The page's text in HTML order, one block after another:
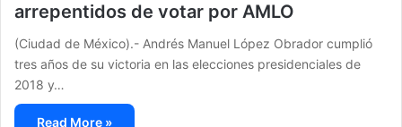
arrepentidos de votar por AMLO
(Ciudad de México).- Andrés Manuel López Obrador cumplió
tres años de su victoria en las elecciones presidenciales de
2018 y…
Read More »